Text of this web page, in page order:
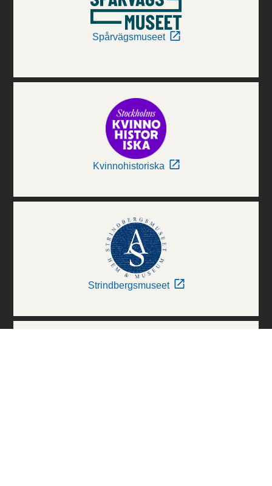
Spårvägsmuseet
Kvinnohistoriska
Strindbergsmuseet